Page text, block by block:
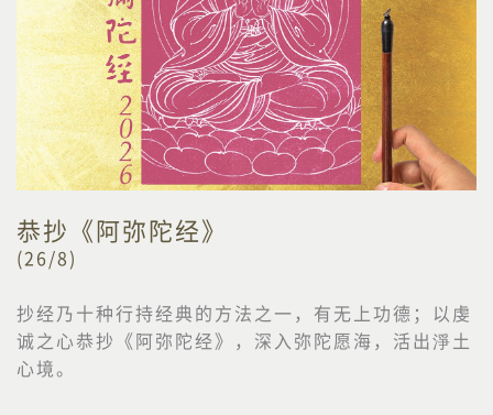
恭抄《阿弥陀经》
(26/8)
抄经乃十种行持经典的方法之一，有无上功德；以虔
诚之心恭抄《阿弥陀经》，深入弥陀愿海，活出淨土
心境。